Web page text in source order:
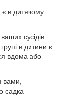
є в дитячому
сусідів
в дитини є
вдома або
вами,
садка